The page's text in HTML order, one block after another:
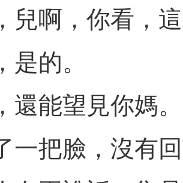
兒啊，你看，
是的。
還能望見你媽。
一把臉，沒有